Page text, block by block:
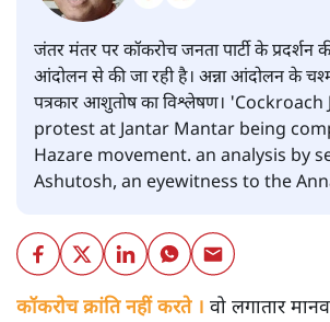
जंतर मंतर पर कॉकरोच जनता पार्टी के प्रदर्शन
आंदोलन से की जा रही है। अन्ना आंदोलन के
पत्रकार आशुतोष का विश्लेषण।
protest at Jantar Mantar being
Hazare movement. an analysis by
Ashutosh, an eyewitness to the
कॉकरोच क्रांति नहीं करते । वो लगातार